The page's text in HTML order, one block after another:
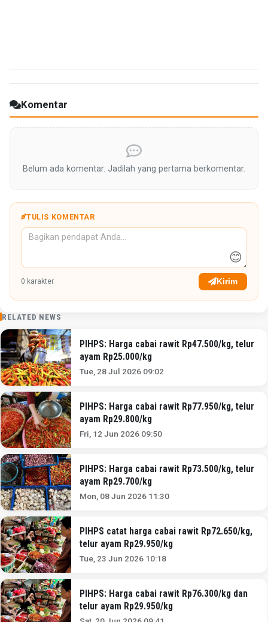
Komentar
Belum ada komentar. Jadilah yang pertama berkomentar.
TULIS KOMENTAR
😊
0 karakter Kirim
RELATED NEWS
PIHPS: Harga cabai rawit Rp47.500/kg, telur
ayam Rp25.000/kg
Tue, 28 Jul 2026 09:02
PIHPS: Harga cabai rawit Rp77.950/kg, telur
ayam Rp29.800/kg
Fri, 12 Jun 2026 09:50
PIHPS: Harga cabai rawit Rp73.500/kg, telur
ayam Rp29.700/kg
Mon, 08 Jun 2026 11:30
PIHPS catat harga cabai rawit Rp72.650/kg,
telur ayam Rp29.950/kg
Tue, 23 Jun 2026 10:18
PIHPS: Harga cabai rawit Rp76.300/kg dan
telur ayam Rp29.950/kg